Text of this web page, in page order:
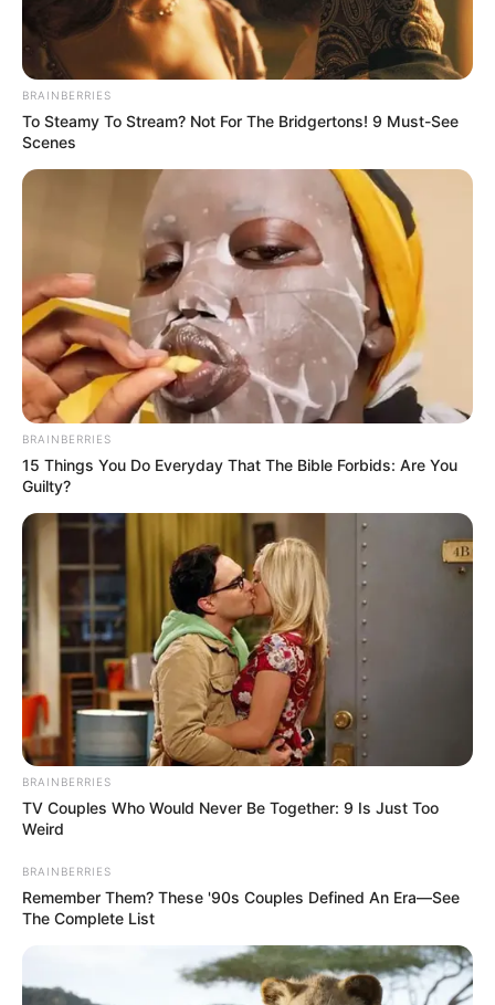
BRAINBERRIES
To Steamy To Stream? Not For The Bridgertons! 9 Must-See
Scenes
BRAINBERRIES
15 Things You Do Everyday That The Bible Forbids: Are You
Guilty?
BRAINBERRIES
TV Couples Who Would Never Be Together: 9 Is Just Too
Weird
BRAINBERRIES
Remember Them? These '90s Couples Defined An Era—See
The Complete List